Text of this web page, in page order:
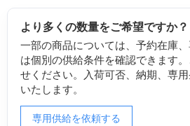
より多くの数量をご希望ですか？
一部の商品については、予約在庫
は個別の供給条件を確認できます
せください。入荷可否、納期、専
いたします。
専用供給を依頼する